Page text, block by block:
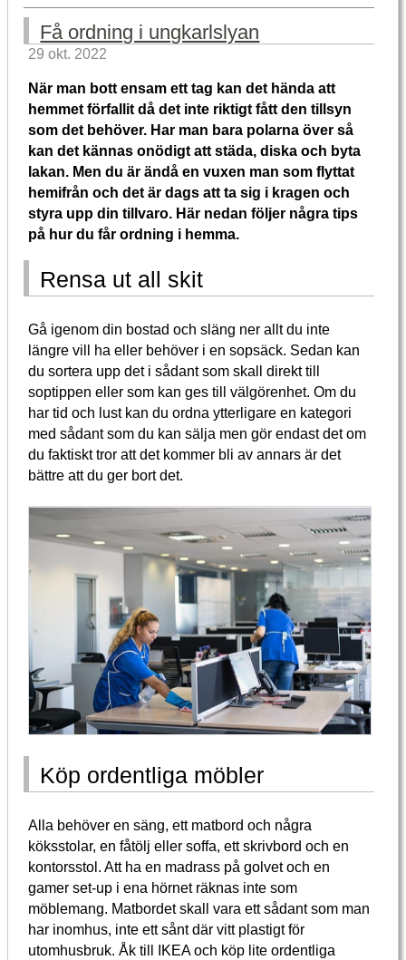
Få ordning i ungkarlslyan
29 okt. 2022
När man bott ensam ett tag kan det hända att
hemmet förfallit då det inte riktigt fått den tillsyn
som det behöver. Har man bara polarna över så
kan det kännas onödigt att städa, diska och byta
lakan. Men du är ändå en vuxen man som flyttat
hemifrån och det är dags att ta sig i kragen och
styra upp din tillvaro. Här nedan följer några tips
på hur du får ordning i hemma.
Rensa ut all skit
Gå igenom din bostad och släng ner allt du inte
längre vill ha eller behöver i en sopsäck. Sedan kan
du sortera upp det i sådant som skall direkt till
soptippen eller som kan ges till välgörenhet. Om du
har tid och lust kan du ordna ytterligare en kategori
med sådant som du kan sälja men gör endast det om
du faktiskt tror att det kommer bli av annars är det
bättre att du ger bort det.
Köp ordentliga möbler
Alla behöver en säng, ett matbord och några
köksstolar, en fåtölj eller soffa, ett skrivbord och en
kontorsstol. Att ha en madrass på golvet och en
gamer set-up i ena hörnet räknas inte som
möblemang. Matbordet skall vara ett sådant som man
har inomhus, inte ett sånt där vitt plastigt för
utomhusbruk. Åk till IKEA och köp lite ordentliga